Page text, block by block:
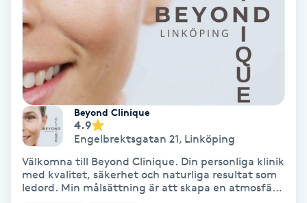
Dermapen
Diamantslipning
Enzympeeling
Extensions
Beyond Clinique
4.9
Engelbrektsgatan 21, Linköping
Välkomna till Beyond Clinique. Din personliga klinik
med kvalitet, säkerhet och naturliga resultat som
ledord. Min målsättning är att skapa en atmosfär